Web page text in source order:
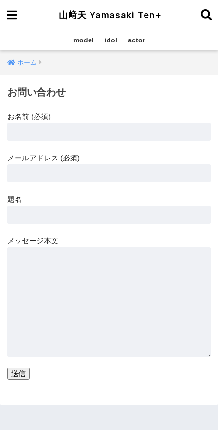
山﨑天 Yamasaki Ten+
model idol actor
ホーム
お問い合わせ
お名前 (必須)
メールアドレス (必須)
題名
メッセージ本文